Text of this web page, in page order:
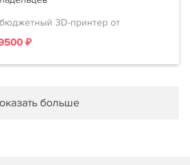
3D-принтер от
₽
больше